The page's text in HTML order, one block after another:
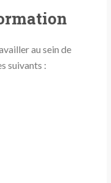
au sein de
suivants :